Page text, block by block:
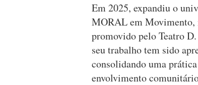
Em 2025, expandiu o
MORAL em Movimento,
promovido pelo Teatro
seu trabalho tem sido
consolidando uma
envolvimento